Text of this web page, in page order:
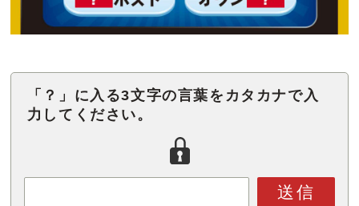
「？」に入る3文字の言葉をカタカナで入
力してください。
送信